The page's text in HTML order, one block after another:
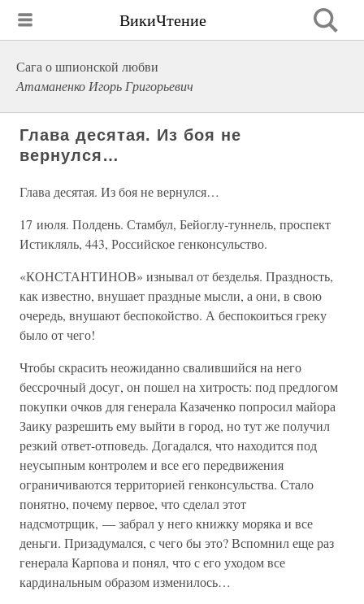
ВикиЧтение
Сага о шпионской любви
Атаманенко Игорь Григорьевич
Глава десятая. Из боя не
вернулся…
Глава десятая. Из боя не вернулся…
17 июля. Полдень. Стамбул, Бейоглу-туннель, проспект
Истикляль, 443, Российское генконсульство.
«КОНСТАНТИНОВ» изнывал от безделья. Праздность,
как известно, внушает праздные мысли, а они, в свою
очередь, внушают беспокойство. А беспокоиться греку
было от чего!
Чтобы скрасить неожиданно свалившийся на него
бессрочный досуг, он пошел на хитрость: под предлогом
покупки очков для генерала Казаченко попросил майора
Заику разрешить ему выйти в город, но тут же получил
резкий ответ-отповедь. Догадался, что находится под
неусыпным контролем и все его передвижения
ограничиваются территорией генконсульства. Стало
понятно, почему первое, что сделал этот
надсмотрщик, — забрал у него книжку моряка и все
деньги. Призадумался, с чего бы это? Вспомнил еще раз
генерала Карпова и понял, что с его уходом все
кардинальным образом изменилось…